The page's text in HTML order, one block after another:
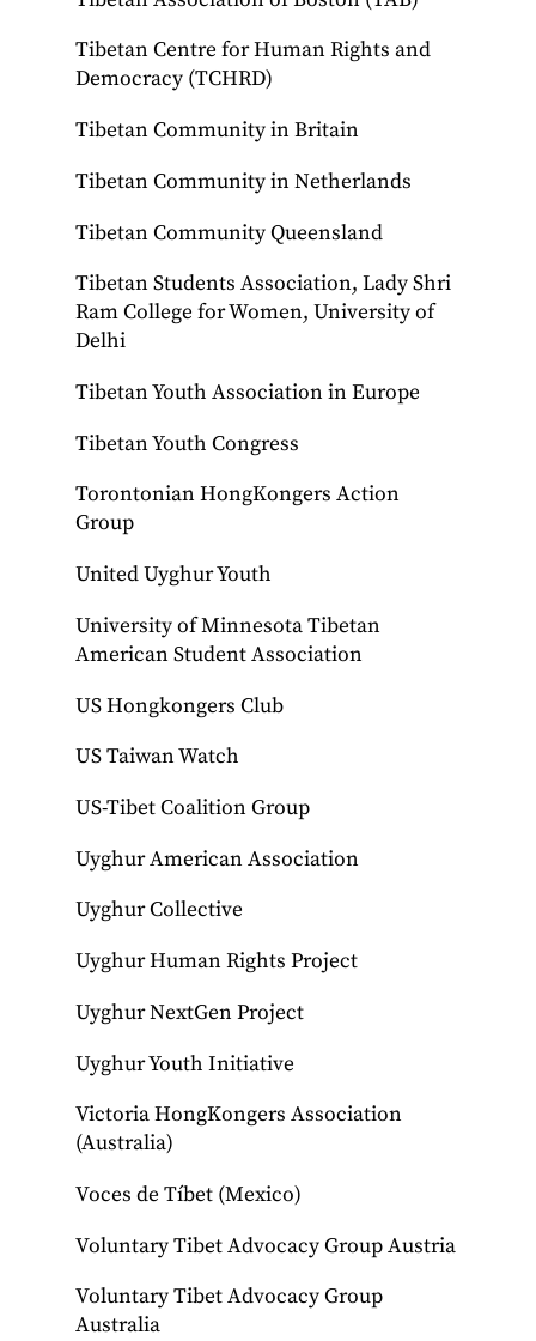
Tibetan Centre for Human Rights and
Democracy (TCHRD)
Tibetan Community in Britain
Tibetan Community in Netherlands
Tibetan Community Queensland
Tibetan Students Association, Lady Shri
Ram College for Women, University of
Delhi
Tibetan Youth Association in Europe
Tibetan Youth Congress
Torontonian HongKongers Action
Group
United Uyghur Youth
University of Minnesota Tibetan
American Student Association
US Hongkongers Club
US Taiwan Watch
US-Tibet Coalition Group
Uyghur American Association
Uyghur Collective
Uyghur Human Rights Project
Uyghur NextGen Project
Uyghur Youth Initiative
Victoria HongKongers Association
(Australia)
Voces de Tíbet (Mexico)
Voluntary Tibet Advocacy Group Austria
Voluntary Tibet Advocacy Group
Australia